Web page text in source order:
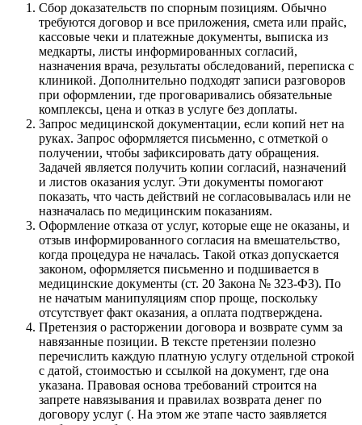
Сбор доказательств по спорным позициям. Обычно
требуются договор и все приложения, смета или прайс,
кассовые чеки и платежные документы, выписка из
медкарты, листы информированных согласий,
назначения врача, результаты обследований, переписка с
клиникой. Дополнительно подходят записи разговоров
при оформлении, где проговаривались обязательные
комплексы, цена и отказ в услуге без доплаты.
Запрос медицинской документации, если копий нет на
руках. Запрос оформляется письменно, с отметкой о
получении, чтобы зафиксировать дату обращения.
Задачей является получить копии согласий, назначений
и листов оказания услуг. Эти документы помогают
показать, что часть действий не согласовывалась или не
назначалась по медицинским показаниям.
Оформление отказа от услуг, которые еще не оказаны, и
отзыв информированного согласия на вмешательство,
когда процедура не началась. Такой отказ допускается
законом, оформляется письменно и подшивается в
медицинские документы (ст. 20 Закона № 323-ФЗ). По
не начатым манипуляциям спор проще, поскольку
отсутствует факт оказания, а оплата подтверждена.
Претензия о расторжении договора и возврате сумм за
навязанные позиции. В тексте претензии полезно
перечислить каждую платную услугу отдельной строкой
с датой, стоимостью и ссылкой на документ, где она
указана. Правовая основа требований строится на
запрете навязывания и правилах возврата денег по
договору услуг (. На этом же этапе часто заявляется